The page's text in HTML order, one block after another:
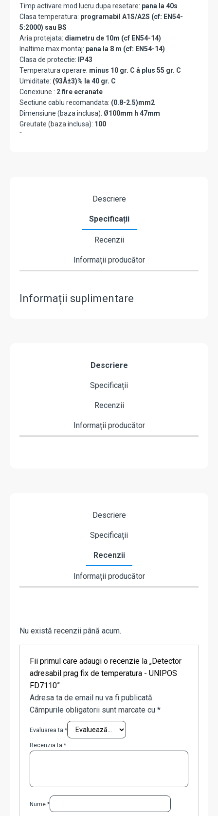
Timp activare mod lucru dupa resetare: pana la 40s
Clasa temperatura: programabil A1S/A2S (cf: EN54-
5:2000) sau BS
Aria protejata: diametru de 10m (cf EN54-14)
Inaltime max montaj: pana la 8 m (cf: EN54-14)
Clasa de protectie:
IP43
Temperatura operare: minus 10 gr. C â plus 55 gr. C
Umiditate: (93Â±3)% la 40 gr. C
Conexiune : 2 fire ecranate
Sectiune cablu recomandata: (0.8-2.5)mm2
Dimensiune (baza inclusa): Ø100mm h 47mm
Greutate (baza inclusa): 100
"
Descriere
Specificații
Recenzii
Informații producător
Informații suplimentare
Descriere
Specificații
Recenzii
Informații producător
Descriere
Specificații
Recenzii
Informații producător
Nu există recenzii până acum.
Fii primul care adaugi o recenzie la „Detector
adresabil prag fix de temperatura - UNIPOS
FD7110”
Adresa ta de email nu va fi publicată.
Câmpurile obligatorii sunt marcate cu *
Evaluarea ta *
Recenzia ta *
Nume *